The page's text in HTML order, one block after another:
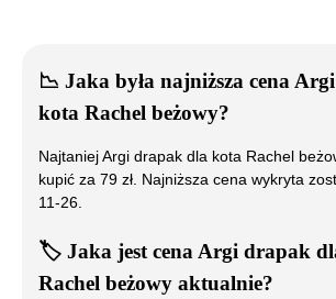
📉 Jaka była najniższa cena
kota Rachel beżowy?
NajtaniejArgi drapak dla kota Rachel
kupić za 79 zł. Najniższa cena wykryta
11-26.
🏷️ Jaka jest cenaArgi drapak
Rachel beżowy aktualnie?